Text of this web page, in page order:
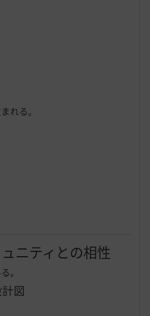
れる。
ニティとの相性
。
図